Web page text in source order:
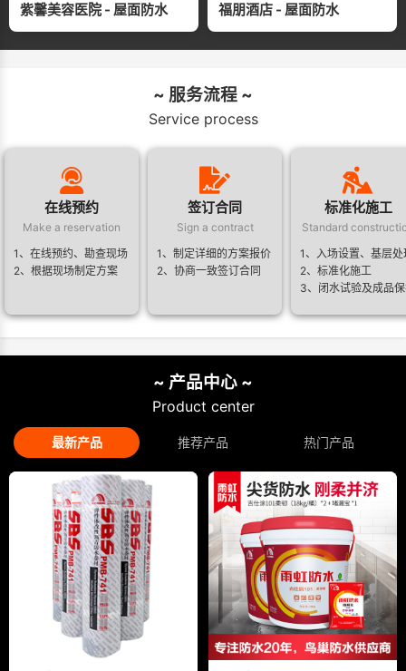
紫馨美容医院 - 屋面防水 福朋酒店 - 屋面防水
~ 服务流程 ~
Service process
在线预约
Make a reservation
1、在线预约、勘查现场
2、根据现场制定方案
签订合同
Sign a contract
1、制定详细的方案报价
2、协商一致签订合同
标准化施工
Standard
1、入场设置、基层处
2、标准化施工
3、闭水试验及成品
~ 产品中心 ~
Product center
最新产品 推荐产品 热门产品